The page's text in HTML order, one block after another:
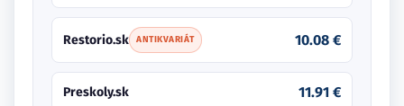
Restorio.sk ANTIKVARIÁT 10.08 €
Preskoly.sk 11.91 €